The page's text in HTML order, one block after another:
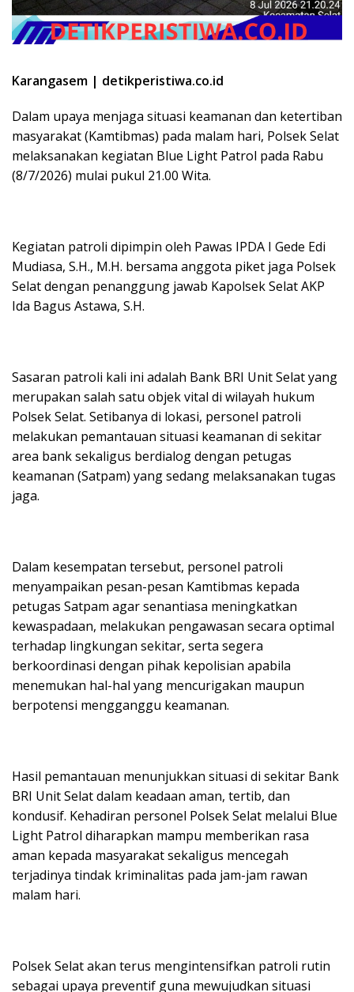
Karangasem | detikperistiwa.co.id
Dalam upaya menjaga situasi keamanan dan ketertiban
masyarakat (Kamtibmas) pada malam hari, Polsek Selat
melaksanakan kegiatan Blue Light Patrol pada Rabu
(8/7/2026) mulai pukul 21.00 Wita.
Kegiatan patroli dipimpin oleh Pawas IPDA I Gede Edi
Mudiasa, S.H., M.H. bersama anggota piket jaga Polsek
Selat dengan penanggung jawab Kapolsek Selat AKP
Ida Bagus Astawa, S.H.
Sasaran patroli kali ini adalah Bank BRI Unit Selat yang
merupakan salah satu objek vital di wilayah hukum
Polsek Selat. Setibanya di lokasi, personel patroli
melakukan pemantauan situasi keamanan di sekitar
area bank sekaligus berdialog dengan petugas
keamanan (Satpam) yang sedang melaksanakan tugas
jaga.
Dalam kesempatan tersebut, personel patroli
menyampaikan pesan-pesan Kamtibmas kepada
petugas Satpam agar senantiasa meningkatkan
kewaspadaan, melakukan pengawasan secara optimal
terhadap lingkungan sekitar, serta segera
berkoordinasi dengan pihak kepolisian apabila
menemukan hal-hal yang mencurigakan maupun
berpotensi mengganggu keamanan.
Hasil pemantauan menunjukkan situasi di sekitar Bank
BRI Unit Selat dalam keadaan aman, tertib, dan
kondusif. Kehadiran personel Polsek Selat melalui Blue
Light Patrol diharapkan mampu memberikan rasa
aman kepada masyarakat sekaligus mencegah
terjadinya tindak kriminalitas pada jam-jam rawan
malam hari.
Polsek Selat akan terus mengintensifkan patroli rutin
sebagai upaya preventif guna mewujudkan situasi